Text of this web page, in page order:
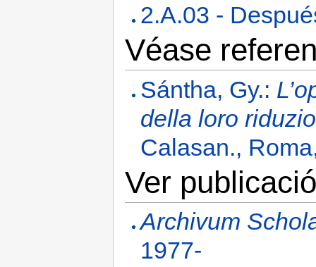
2.A.03 -
Véase
Sántha, Gy.:
della loro
Calasan.,
Ver
Archivum
1977-